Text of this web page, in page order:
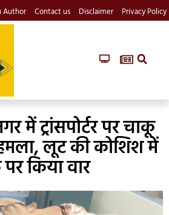
Author Contact us Disclaimer Privacy Policy
में ट्रांसपोर्टर पर चाकू
लूट की कोशिश में
किया वार